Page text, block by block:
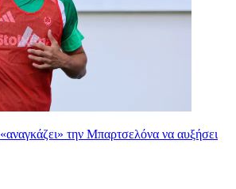
την Μπαρτσελόνα να αυξήσει